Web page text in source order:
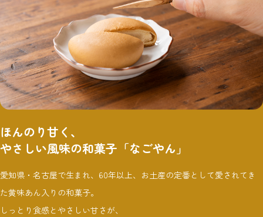
ほんのり甘く、
やさしい風味の和菓子「なごやん」
愛知県・名古屋で生まれ、60年以上、お土産の定番として愛されてき
た黄味あん入りの和菓子。
しっとり食感とやさしい甘さが、